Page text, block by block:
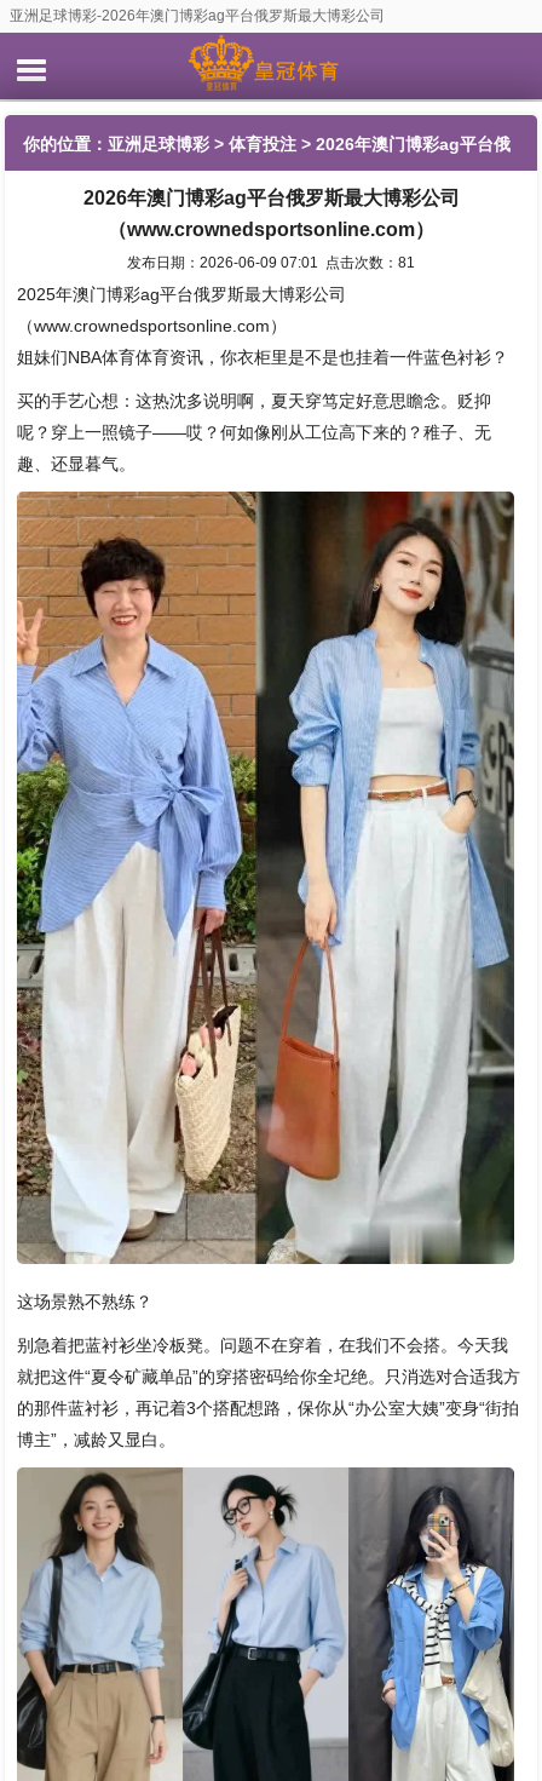
亚洲足球博彩-2026年澳门博彩ag平台俄罗斯最大博彩公司
（www.crownedsportsonline.com）
你的位置： 亚洲足球博彩 >体育投注 > 2026年澳门博彩ag平台俄
罗斯最大博彩公司（www.crownedsportsonline.com）
2026年澳门博彩ag平台俄罗斯最大博彩公司
（www.crownedsportsonline.com）
发布日期：2026-06-09 07:01 点击次数：81
2025年澳门博彩ag平台俄罗斯最大博彩公司
（www.crownedsportsonline.com）
姐妹们NBA体育体育资讯，你衣柜里是不是也挂着一件蓝色衬衫？
买的手艺心想：这热沈多说明啊，夏天穿笃定好意思瞻念。贬抑
呢？穿上一照镜子——哎？何如像刚从工位高下来的？稚子、无
趣、还显暮气。
这场景熟不熟练？
别急着把蓝衬衫坐冷板凳。问题不在穿着，在我们不会搭。今天我
就把这件“夏令矿藏单品”的穿搭密码给你全圮绝。只消选对合适我方
的那件蓝衬衫，再记着3个搭配想路，保你从“办公室大姨”变身“街拍
博主”，减龄又显白。